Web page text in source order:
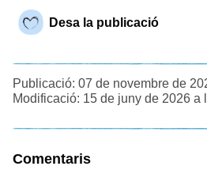
Desa la publicació
Publicació: 07 de novembre de
Modificació: 15 de juny de 2026 a
Comentaris